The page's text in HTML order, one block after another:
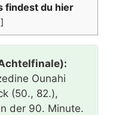
findest du hier
]
Ounahi
(50., 82.),
der 90. Minute.